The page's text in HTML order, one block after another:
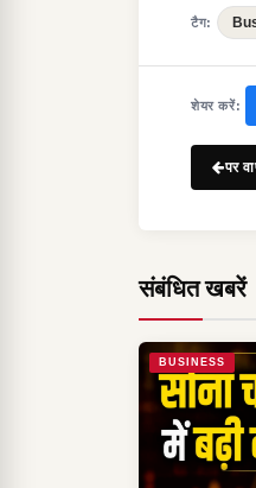
टैग:
शेयर करें:
पर
संबंधित खबरें
BUSINESS